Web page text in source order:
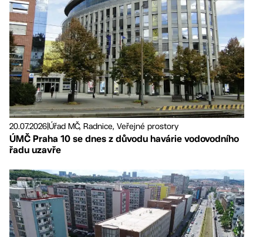
20.07.2026Úřad MČ, Radnice, Veřejné prostory
ÚMČ Praha 10 se dnes z důvodu havárie vodovodního
řadu uzavře